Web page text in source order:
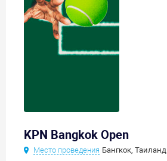
KPN Bangkok Open
Место проведения Бангкок, Таиланд